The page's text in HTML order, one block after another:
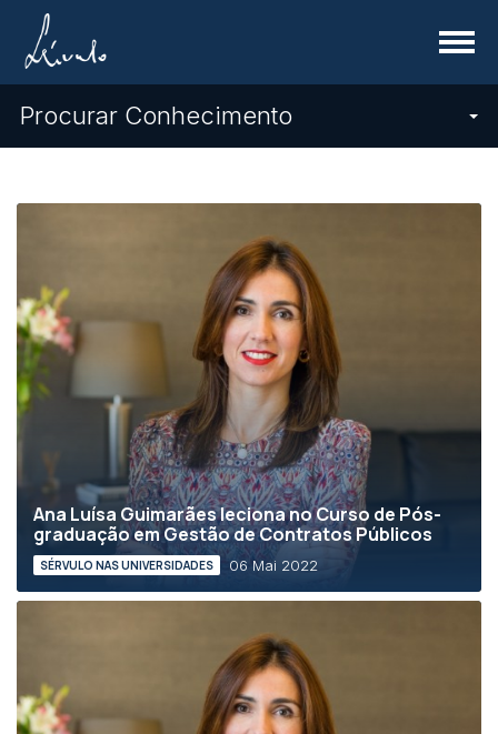
Menu
Procurar Conhecimento
Ana Luísa Guimarães leciona no Curso de Pós-
graduação em Gestão de Contratos Públicos
SÉRVULO NAS UNIVERSIDADES 06 Mai 2022